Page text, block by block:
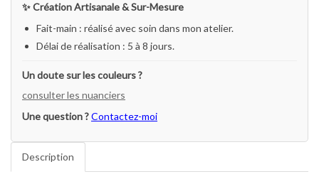
✨ Création Artisanale & Sur-Mesure
Fait-main : réalisé avec soin dans mon atelier.
Délai de réalisation : 5 à 8 jours.
Un doute sur les couleurs ?
consulter les nuanciers
Une question ?Contactez-moi
Description